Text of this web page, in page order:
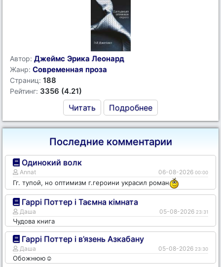
Автор: Джеймс Эрика Леонард
Жанр: Современная проза
Страниц: 188
Рейтинг: 3356 (4.21)
Читать Подробнее
Последние комментарии
Одинокий волк
Annat 06-08-2026 00:00
Гг. тупой, но оптимизм г.героини украсил роман
Гаррі Поттер і Таємна кімната
Даша 05-08-2026 23:31
Чудова книга
Гаррі Поттер і в’язень Азкабану
Даша 05-08-2026 23:30
Обожнюю☺️